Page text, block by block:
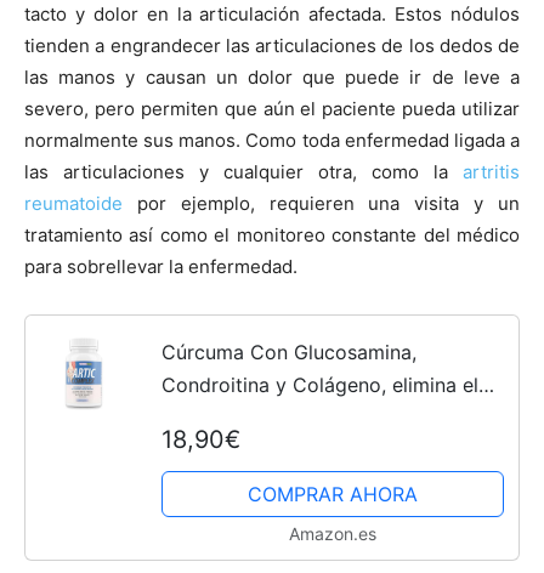
tacto y dolor en la articulación afectada. Estos nódulos
tienden a engrandecer las articulaciones de los dedos de
las manos y causan un dolor que puede ir de leve a
severo, pero permiten que aún el paciente pueda utilizar
normalmente sus manos. Como toda enfermedad ligada a
las articulaciones y cualquier otra, como la artritis
reumatoide por ejemplo, requieren una visita y un
tratamiento así como el monitoreo constante del médico
para sobrellevar la enfermedad.
Cúrcuma Con Glucosamina,
Condroitina y Colágeno, elimina el
Huesos, Potente Antiinflamatorio Con
Acción Analgésica,...
18,90€
COMPRAR AHORA
Amazon.es